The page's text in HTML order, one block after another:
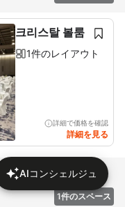
크리스탈 볼룸
1件のレイアウト
詳細で価格を確認
詳細を見る
1件のスペース
AIコンシェルジュ